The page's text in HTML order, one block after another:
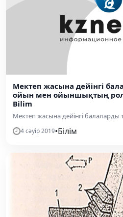
Мектеп жасына дейінгі
ойын мен ойыншықтың
Bilim
Мектеп жасына дейінгі балаларды
4 сәуір 2019•Білім